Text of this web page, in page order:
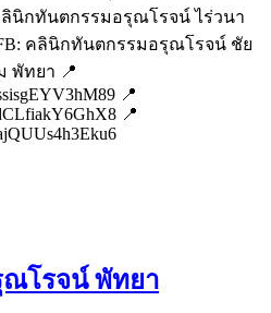
ลินิกทันตกรรมอรุณโรจน์ ไร่วนา
คลินิกทันตกรรมอรุณโรจน์ ชัย
พัทยา 📍
📍
📍
โรจน์ พัทยา